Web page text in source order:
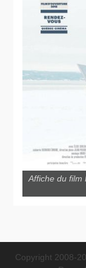
Affiche du film
Copyright 2008-